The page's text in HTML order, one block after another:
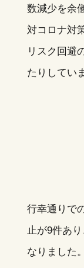
数減少を余
対コロナ対
リスク回避
たりしてい
行幸通りで
止が9件あ
なりました